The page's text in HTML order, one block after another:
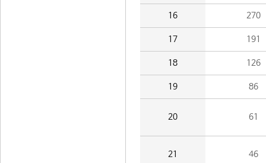
16 270
17 191
18 126
19 86
20 61
21 46